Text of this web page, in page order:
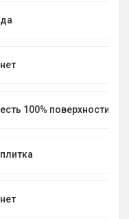
да
нет
есть 100% поверхности
плитка
нет